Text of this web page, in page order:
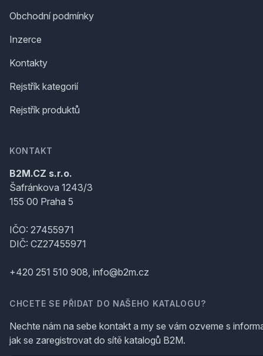
Obchodní podmínky
Inzerce
Kontakty
Rejstřík kategorií
Rejstřík produktů
KONTAKT
B2M.CZ s.r.o.
Šafránkova 1243/3
155 00 Praha 5
IČO: 27455971
DIČ: CZ27455971
+420 251 510 908, info@b2m.cz
CHCETE SE PŘIDAT DO NAŠEHO KATALOGU?
Nechte nám na sebe kontakt a my se vám ozveme s
jak se zaregistrovat do sítě katalogů B2M.